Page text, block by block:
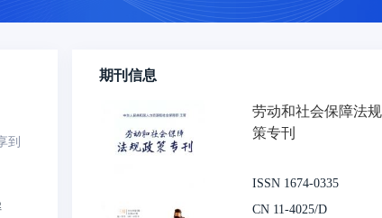
到
期刊信息
劳动和社会保障法
策专刊
ISSN 1674-0335
CN 11-4025/D